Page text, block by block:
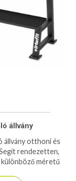
állvány
állvány otthoni és
rendezetten,
méretű